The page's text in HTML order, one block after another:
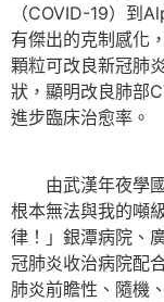
（COVID-19）到
有傑出的克制感化
顆粒可改良新冠肺
狀，顯明改良肺部
進步臨床治愈率。
由武漢年夜學國
根本無法與我的噸
律！」銀潭病院、
冠肺炎收治病院配
肺炎前瞻性、隨機